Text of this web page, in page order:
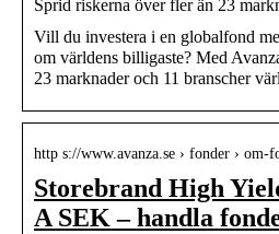
Sprid riskerna över fler än 23
Vill du investera i en globalfond
om världens billigaste? Med
23 marknader och 11 branscher
http s://www.avanza.se › fonder ›
Storebrand High
A SEK – handla